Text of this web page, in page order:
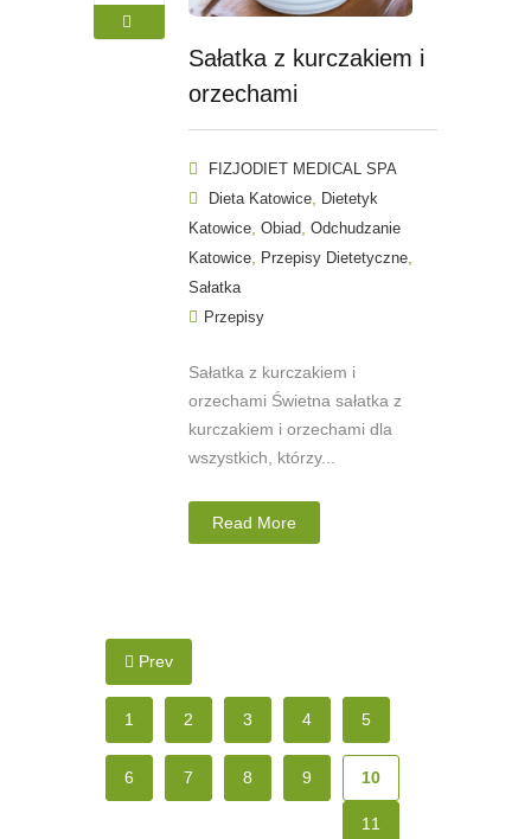
Sałatka z kurczakiem i
orzechami
FIZJODIET MEDICAL SPA
Dieta Katowice
Dietetyk
Katowice Obiad Odchudzanie
Katowice
Przepisy Dietetyczne
Sałatka
Przepisy
Sałatka z kurczakiem i
orzechami Świetna sałatka z
kurczakiem i orzechami dla
wszystkich, którzy...
Read More
Prev
1 2 3 4 5
6 7 8 9 10
11